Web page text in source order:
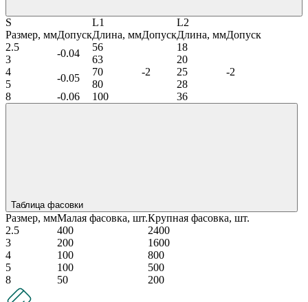
S L1
L2
Размер, ммДопускДлина, ммДопускДлина, ммДопуск
2.5
-0.04
56
-2
18
-2
3 63
20
4
-0.05
70
25
5
80
28
8
-0.06 100 36
Таблица фасовки
Размер, ммМалая фасовка, шт.Крупная фасовка, шт.
2.5
400
2400
3
200
1600
4
100
800
5
100
500
8
50 200